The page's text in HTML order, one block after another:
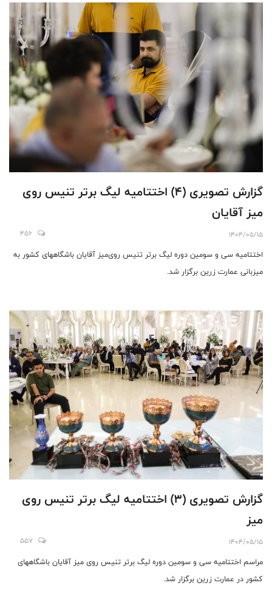
گزارش تصویری (۴) اختتامیه لیگ برتر تنیس روی
میز آقایان
1404/05/15
456
اختتامیه سی و سومین دوره لیگ برتر تنیس روی‌میز آقایان باشگاههای کشور به
میزبانی عمارت زرین برگزار شد.
گزارش تصویری (۳) اختتامیه لیگ برتر تنیس روی
میز
1404/05/15
557
مراسم اختتامیه سی و سومین دوره لیگ برتر تنیس روی میز آقایان باشگاههای
کشور در عمارت زرین برگزار شد.